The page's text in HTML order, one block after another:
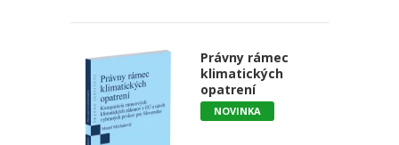
Právny rámec
klimatických
opatrení
NOVINKA